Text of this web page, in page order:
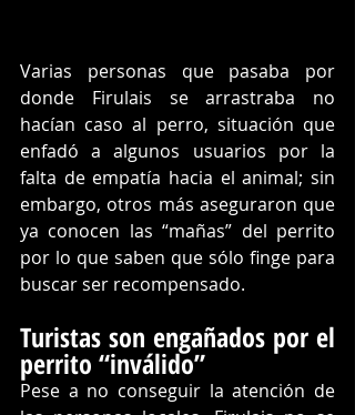
Varias personas que pasaba por
donde Firulais se arrastraba no
hacían caso al perro, situación que
enfadó a algunos usuarios por la
falta de empatía hacia el animal; sin
embargo, otros más aseguraron que
ya conocen las “mañas” del perrito
por lo que saben que sólo finge para
buscar ser recompensado.
Turistas son engañados por el
perrito “inválido”
Pese a no conseguir la atención de